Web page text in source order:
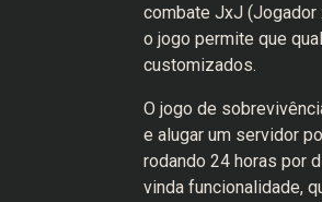
combate JxJ (Jogador
o jogo permite que
customizados.
O jogo de
e alugar um servidor
rodando 24 horas por
vinda funcionalidade,